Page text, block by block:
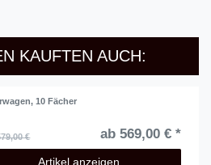
KAUFTEN AUCH:
10 Fächer
€ ab 569,00 € *
Artikel anzeigen